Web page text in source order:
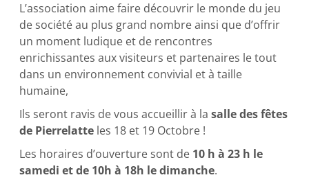
L’association aime faire découvrir le monde du jeu
de société au plus grand nombre ainsi que d’offrir
un moment ludique et de rencontres
enrichissantes aux visiteurs et partenaires le tout
dans un environnement convivial et à taille
humaine,
Ils seront ravis de vous accueillir à lasalle des fêtes
de Pierrelatte les 18 et 19 Octobre !
Les horaires d’ouverture sont de 10 h à 23 h le
samedi et de 10h à 18h le dimanche.